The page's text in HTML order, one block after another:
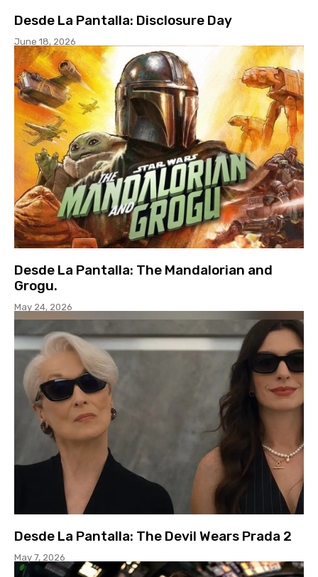
Desde La Pantalla: Disclosure Day
June 18, 2026
Desde La Pantalla: The Mandalorian and
Grogu.
May 24, 2026
Desde La Pantalla: The Devil Wears Prada 2
May 7, 2026